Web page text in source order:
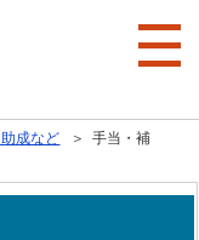
成など ＞ 手当・補